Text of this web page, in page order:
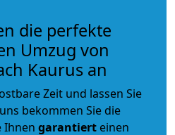
die perfekte
Umzug von
Kaurus an
Zeit und lassen Sie
bekommen Sie die
Ihnen garantiert einen